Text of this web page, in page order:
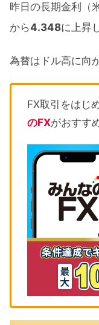
昨日の長期金利（
から4.348に上昇
為替はドル高に向
FX取引をはじ
のFXがおすす